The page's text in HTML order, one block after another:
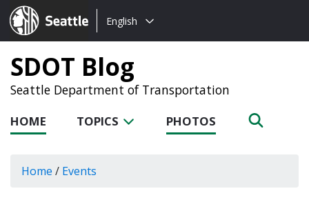
Seattle.gov
Choose
language:
English
SDOT Blog
Seattle Department of Transportation
HOME TOPICS PHOTOS
Home / Events